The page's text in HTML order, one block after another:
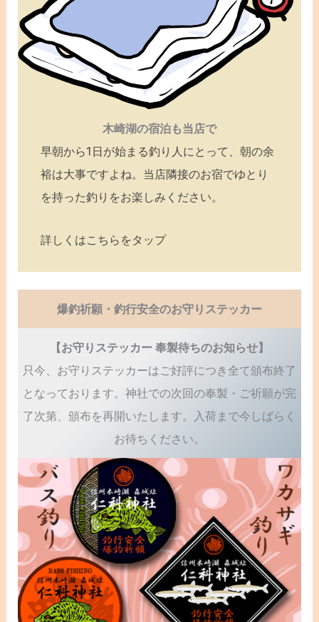
木崎湖の宿泊も当店で
早朝から1日が始まる釣り人にとって、朝の余
裕は大事ですよね。当店隣接のお宿でゆとり
を持った釣りをお楽しみください。
詳しくはこちらをタップ
爆釣祈願・釣行安全のお守りステッカー
【お守りステッカー 奉製待ちのお知らせ】
只今、お守りステッカーはご好評につき全て頒布終了
となっております。神社での次回の奉製・ご祈願が完
了次第、頒布を再開いたします。入荷まで今しばらく
お待ちください。